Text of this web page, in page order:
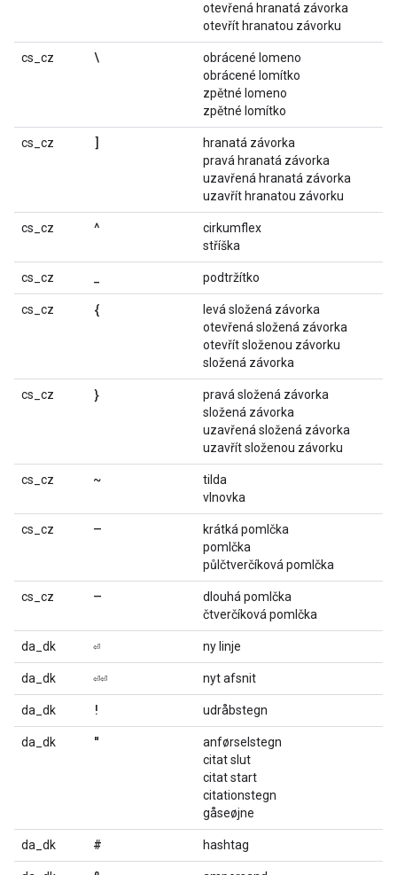
otevřená hranatá závorka
otevřít hranatou závorku
cs_cz \
obrácené lomeno
obrácené lomítko
zpětné lomeno
zpětné lomítko
cs_cz ]
hranatá závorka
pravá hranatá závorka
uzavřená hranatá závorka
uzavřít hranatou závorku
cs_cz ^
cirkumflex
stříška
cs_cz _ podtržítko
cs_cz {
levá složená závorka
otevřená složená závorka
otevřít složenou závorku
složená závorka
cs_cz }
pravá složená závorka
složená závorka
uzavřená složená závorka
uzavřít složenou závorku
cs_cz ~
tilda
vlnovka
cs_cz –
krátká pomlčka
pomlčka
půlčtverčíková pomlčka
cs_cz —
dlouhá pomlčka
čtverčíková pomlčka
da_dk ⏎ ny linje
da_dk ⏎⏎ nyt afsnit
da_dk ! udråbstegn
da_dk "
anførselstegn
citat slut
citat start
citationstegn
gåseøjne
da_dk # hashtag